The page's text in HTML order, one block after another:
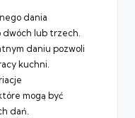
dania
dwóch lub trzech.
daniu pozwoli
kuchni.
mogą być
dań.